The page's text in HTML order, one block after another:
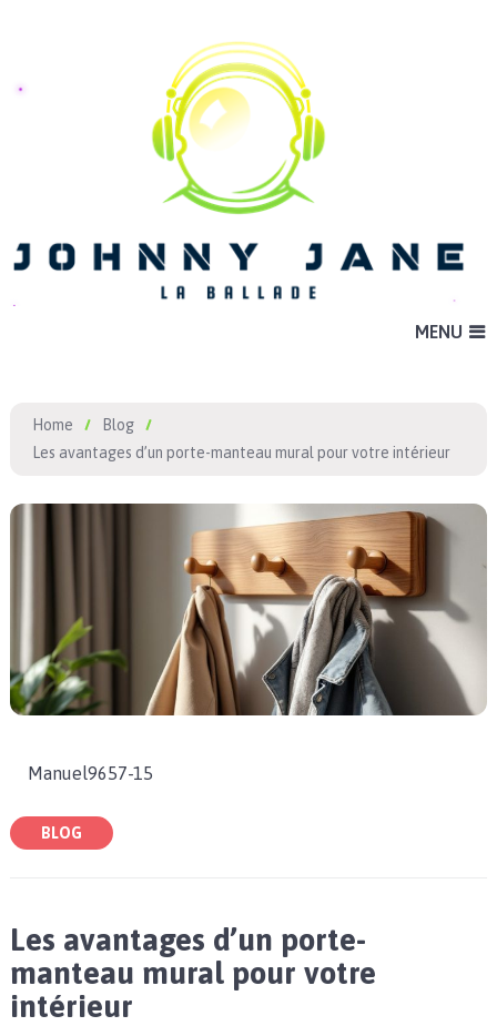
MENU
Home
Blog
Les avantages d’un porte-manteau mural pour votre intérieur
Manuel9657-15
BLOG
Les avantages d’un porte-
manteau mural pour votre
intérieur